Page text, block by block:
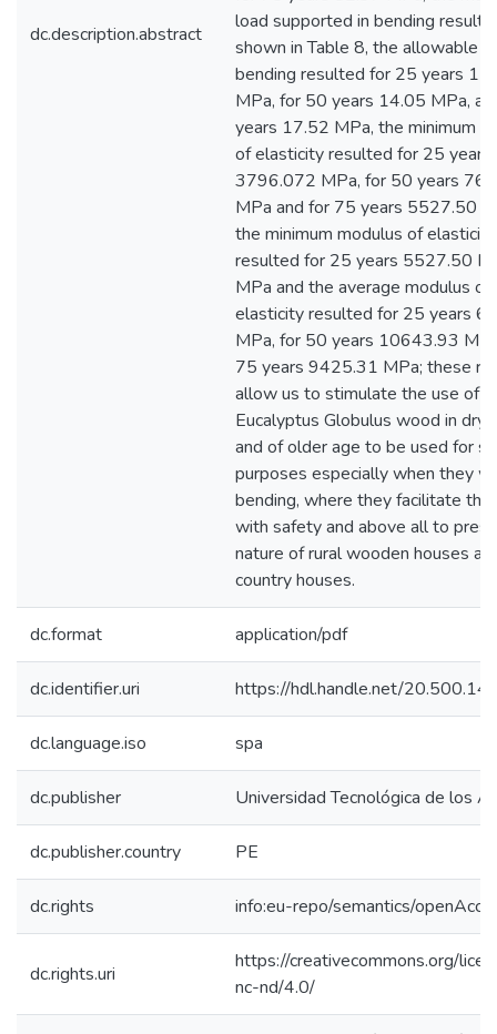
dc.description.abstract
load supported in bending
shown in Table 8, the allowable
bending resulted for 25 years
MPa, for 50 years 14.05 MPa,
years 17.52 MPa, the minimum
of elasticity resulted for 25 years
3796.072 MPa, for 50 years
MPa and for 75 years 5527.50
the minimum modulus of elasticity
resulted for 25 years 5527.50
MPa and the average modulus of
elasticity resulted for 25 years
MPa, for 50 years 10643.93
75 years 9425.31 MPa; these
allow us to stimulate the use of
Eucalyptus Globulus wood in dry
and of older age to be used for
purposes especially when they
bending, where they facilitate
with safety and above all to
nature of rural wooden houses
country houses.
dc.format application/pdf
dc.identifier.uri https://hdl.handle.net/
dc.language.iso spa
dc.publisher Universidad Tecnológica de los
dc.publisher.country PE
dc.rights info:eu-repo/semantics/
dc.rights.uri
https://creativecommons.org/
nc-nd/4.0/